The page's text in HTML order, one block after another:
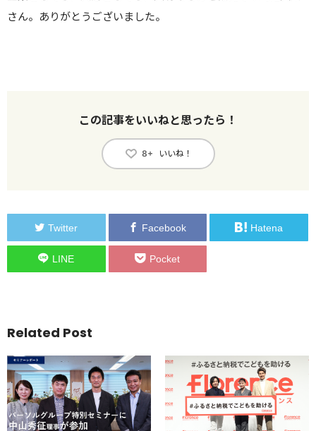
さん。ありがとうございました。
この記事をいいねと思ったら！
8+ いいね！
Twitter Facebook Hatena
LINE Pocket
Related Post